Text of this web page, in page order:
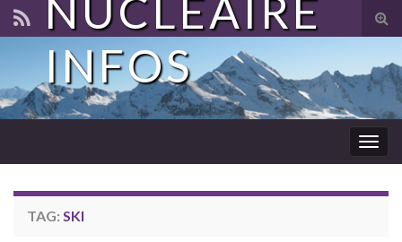
NUCLÉAIRE
INFOS
TAG: SKI